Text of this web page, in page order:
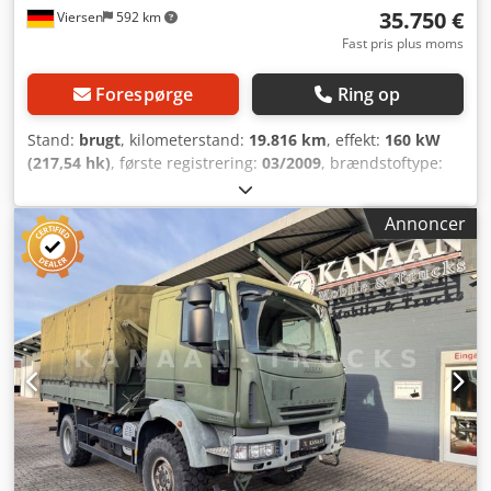
Viersen 592 km 35.750 €
Fast pris plus moms
Forespørge Ring op
Stand: brugt, kilometerstand: 19.816 km, effekt: 160 kW
(217,54 hk), første registrering: 03/2009, brændstoftype:
11.000 kg, akslekonfiguration:
aksler, farve:grøn, geartype:mekanisk, emissionsklasse:
Euro 4, længde af lastrum: 4.150 mm, Udstyr:
firehjulstræk, klimaanlæg, Fzg.-Nr.: 134-25 IVECO EURO
CARGO ML 100 E22 WM-BW fra BUNDESWEHR-lager IDEEL
til OMBYGNING / CAMPER / EKSPEDITION mv. ?PTO /
KRAFTUDTAG * Førstegangsregistrering: 03/2009 *
FIREHJULSTRÆK 4x4 * Akselafstand: 3.700 mm *
Emissionsstandard Euro4 / AdBlue * Camouflagefarve * 6-
trins gearkasse * Differentialespærre * Reduktionsgear *
Anhængertræk: NATO, koblingshoveder * El-spejle /
opvarmede * 1 x soveplads Dcodpfey H Td Ajx Aqtok * 3-
personers kabine * Klimaanlæg * Egenvægt : 7.420 kg *
Payload : 3.580 kg * Stand: SOM NY! Besigtigelse mulig til
Annoncer